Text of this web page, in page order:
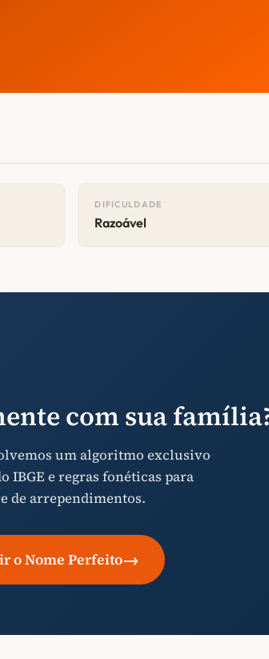
DIFICULDADE
Razoável
com sua
um algoritmo exclusivo
IBGE e regras fonéticas para
de arrependimentos.
o Nome Perfeito→